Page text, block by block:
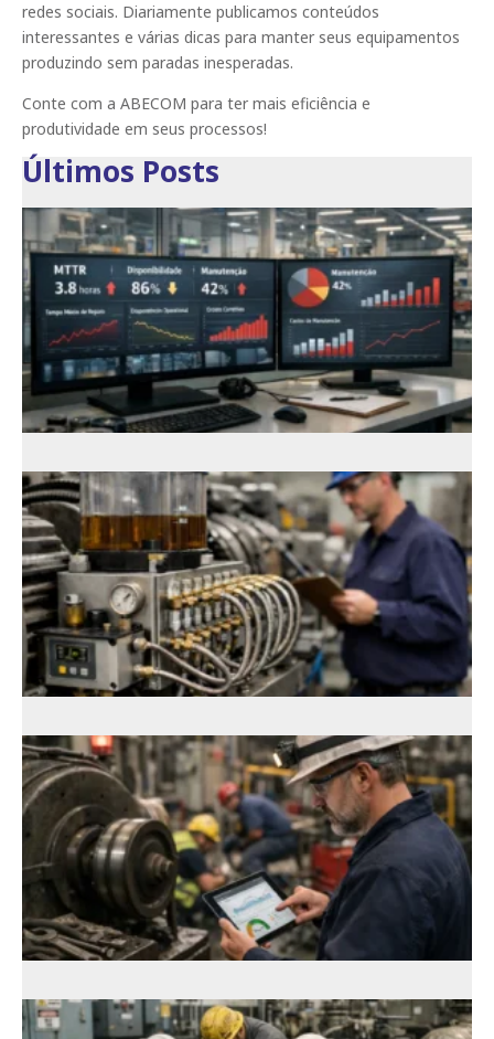
redes sociais. Diariamente publicamos conteúdos
interessantes e várias dicas para manter seus equipamentos
produzindo sem paradas inesperadas.
Conte com a ABECOM para ter mais eficiência e
produtividade em seus processos!
Últimos Posts